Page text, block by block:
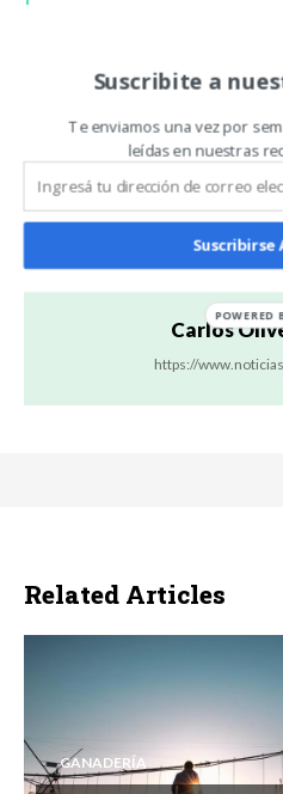
FORRAJE
Artículo anterior
del agro argentino con una
nueva gira internacional
Carlos
https://
Related Articles
GANADERÍA
Suscribite a
Te enviamos una vez por
leídas en nuestras
Suscribirse